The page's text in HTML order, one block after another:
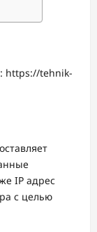
https://tehnik-
IP адрес
с целью